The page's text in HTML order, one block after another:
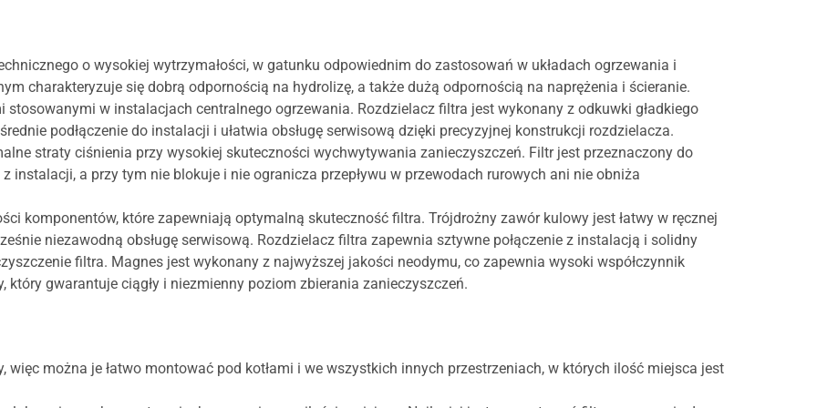
o wysokiej wytrzymałości, w gatunku odpowiednim do zastosowań w układach ogrzewania i
charakteryzuje się dobrą odpornością na hydrolizę, a także dużą odpornością na naprężenia i ścieranie.
w instalacjach centralnego ogrzewania. Rozdzielacz filtra jest wykonany z odkuwki gładkiego
podłączenie do instalacji i ułatwia obsługę serwisową dzięki precyzyjnej konstrukcji rozdzielacza.
straty ciśnienia przy wysokiej skuteczności wychwytywania zanieczyszczeń. Filtr jest przeznaczony do
instalacji, a przy tym nie blokuje i nie ogranicza przepływu w przewodach rurowych ani nie obniża
komponentów, które zapewniają optymalną skuteczność filtra. Trójdrożny zawór kulowy jest łatwy w ręcznej
niezawodną obsługę serwisową. Rozdzielacz filtra zapewnia sztywne połączenie z instalacją i solidny
filtra. Magnes jest wykonany z najwyższej jakości neodymu, co zapewnia wysoki współczynnik
gwarantuje ciągły i niezmienny poziom zbierania zanieczyszczeń.
można je łatwo montować pod kotłami i we wszystkich innych przestrzeniach, w których ilość miejsca jest